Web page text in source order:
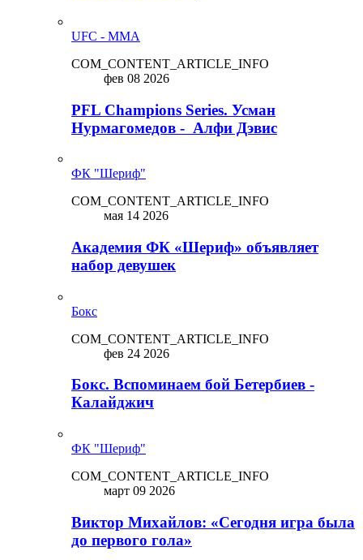
UFC - MMA
COM_CONTENT_ARTICLE_INFO
фев 08 2026
PFL Champions Series. Усман
Нурмагомедов - Алфи Дэвис
ФК "Шериф"
COM_CONTENT_ARTICLE_INFO
мая 14 2026
Академия ФК «Шериф» объявляет
набор девушек
Бокс
COM_CONTENT_ARTICLE_INFO
фев 24 2026
Бокс. Вспоминаем бой Бетербиев -
Калайджич
ФК "Шериф"
COM_CONTENT_ARTICLE_INFO
март 09 2026
Виктор Михайлов: «Сегодня игра была
до первого гола»